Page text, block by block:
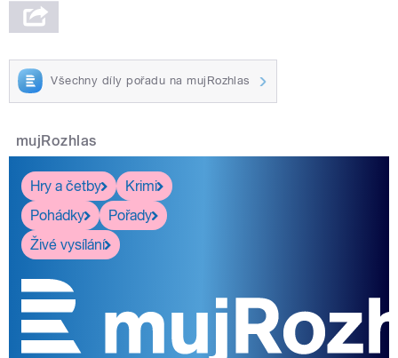
pause
Všechny díly pořadu na mujRozhlas
mujRozhlas
Hry a četby
Krimi
Pohádky
Pořady
Živé vysílání